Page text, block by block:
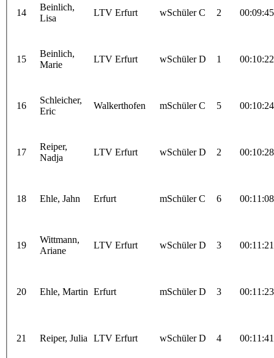
14
Beinlich,
Lisa
LTV Erfurt wSchüler C 2 00:09:45
15
Beinlich,
Marie
LTV Erfurt wSchüler D 1 00:10:22
16
Schleicher,
Eric
Walkerthofen mSchüler C 5 00:10:24
17
Reiper,
Nadja
LTV Erfurt wSchüler D 2 00:10:28
18 Ehle, Jahn Erfurt mSchüler C 6 00:11:08
19
Wittmann,
Ariane
LTV Erfurt wSchüler D 3 00:11:21
20 Ehle, Martin Erfurt mSchüler D 3 00:11:23
21 Reiper, Julia LTV Erfurt wSchüler D 4 00:11:41